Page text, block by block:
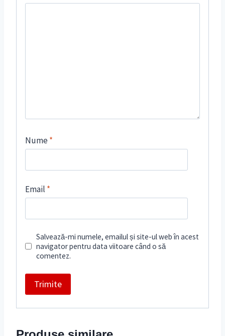
Nume*
Email *
Salvează-mi numele, emailul și site-ul web în acest
navigator pentru data viitoare când o să
comentez.